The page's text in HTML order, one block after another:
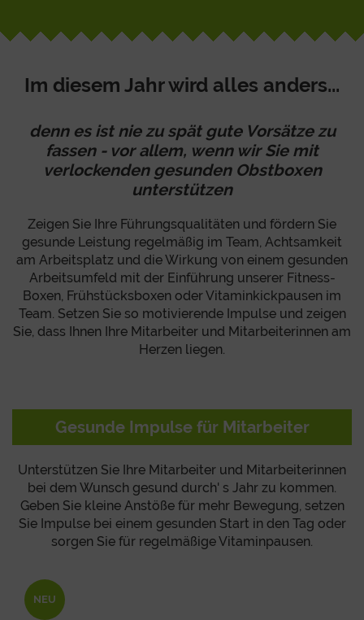
Im diesem Jahr wird alles anders...
denn es ist nie zu spät gute Vorsätze zu
fassen - vor allem, wenn wir Sie mit
verlockenden gesunden Obstboxen
unterstützen
Zeigen Sie Ihre Führungsqualitäten und fördern Sie
gesunde Leistung regelmäßig im Team, Achtsamkeit
am Arbeitsplatz und die Wirkung von einem gesunden
Arbeitsumfeld mit der Einführung unserer Fitness-
Boxen, Frühstücksboxen oder Vitaminkickpausen im
Team. Setzen Sie so motivierende Impulse und zeigen
Sie, dass Ihnen Ihre Mitarbeiter und Mitarbeiterinnen am
Herzen liegen.
Gesunde Impulse für Mitarbeiter
Unterstützen Sie Ihre Mitarbeiter und Mitarbeiterinnen
bei dem Wunsch gesund durch' s Jahr zu kommen.
Geben Sie kleine Anstöße für mehr Bewegung, setzen
Sie Impulse bei einem gesunden Start in den Tag oder
sorgen Sie für regelmäßige Vitaminpausen.
NEU